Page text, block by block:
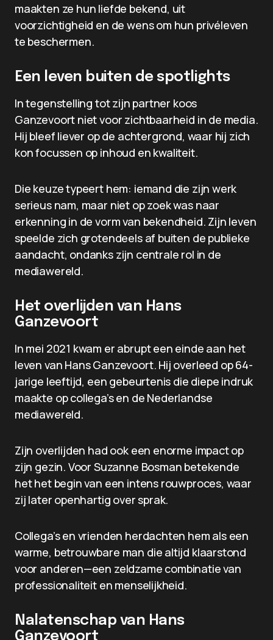
maakten ze hun liefde bekend, uit
voorzichtigheid en de wens om hun privéleven
te beschermen.
Een leven buiten de spotlights
In tegenstelling tot zijn partner koos
Ganzevoort niet voor zichtbaarheid in de media.
Hij bleef liever op de achtergrond, waar hij zich
kon focussen op inhoud en kwaliteit.
Die keuze typeert hem: iemand die zijn werk
serieus nam, maar niet op zoek was naar
erkenning in de vorm van bekendheid. Zijn leven
speelde zich grotendeels af buiten de publieke
aandacht, ondanks zijn centrale rol in de
mediawereld.
Het overlijden van Hans
Ganzevoort
In mei 2021 kwam er abrupt een einde aan het
leven van Hans Ganzevoort. Hij overleed op 64-
jarige leeftijd, een gebeurtenis die diepe indruk
maakte op collega’s en de Nederlandse
mediawereld.
Zijn overlijden had ook een enorme impact op
zijn gezin. Voor Suzanne Bosman betekende
het het begin van een intens rouwproces, waar
zij later openhartig over sprak.
Collega’s en vrienden herdachten hem als een
warme, betrouwbare man die altijd klaarstond
voor anderen—een zeldzame combinatie van
professionaliteit en menselijkheid.
Nalatenschap van Hans
Ganzevoort